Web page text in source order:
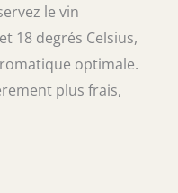
le vin
18 degrés Celsius,
optimale.
plus frais,